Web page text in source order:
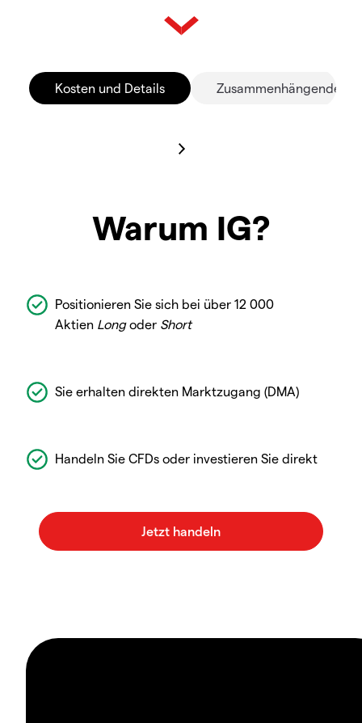
Kosten und Details Zusammenhängende
Warum IG?
Positionieren Sie sich bei über 12 000
Aktien Longoder Short
Sie erhalten direkten Marktzugang (DMA)
Handeln Sie CFDs oder investieren Sie direkt